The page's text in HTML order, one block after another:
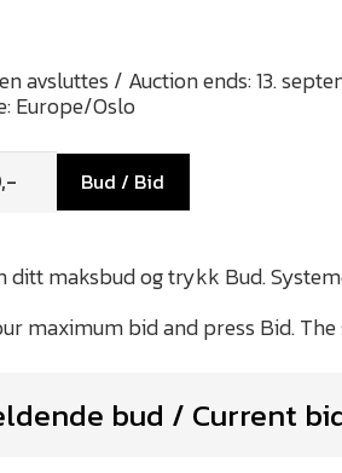
avsluttes / Auction ends: 13.
Europe/Oslo
Bud / Bid
bud / Current